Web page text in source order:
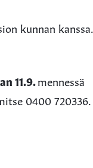
kunnan kanssa.
11.9.mennessä
0400 720336.